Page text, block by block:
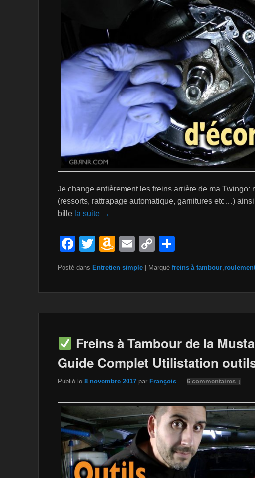
Je change entièrement les freins arrière de ma Twingo:
(ressorts, rattrapage automatique, garnitures etc…)
bille la suite →
F
c
e
o
k
T
tt
er
A
a
z
W
h
Li
st
E
ail
C
p
y
k
ta
g
Posté dans Entretien simple Marqué freins à tambour
Freins à Tambour de la
Guide Complet Utilistation
Publié le 8 novembre 2017 par François — 6 commentaires ↓